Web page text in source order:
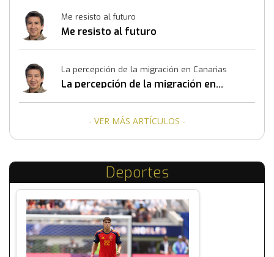
Me resisto al futuro
Me resisto al futuro
La percepción de la migración en Canarias
La percepción de la migración en
- VER MÁS ARTÍCULOS -
Deportes